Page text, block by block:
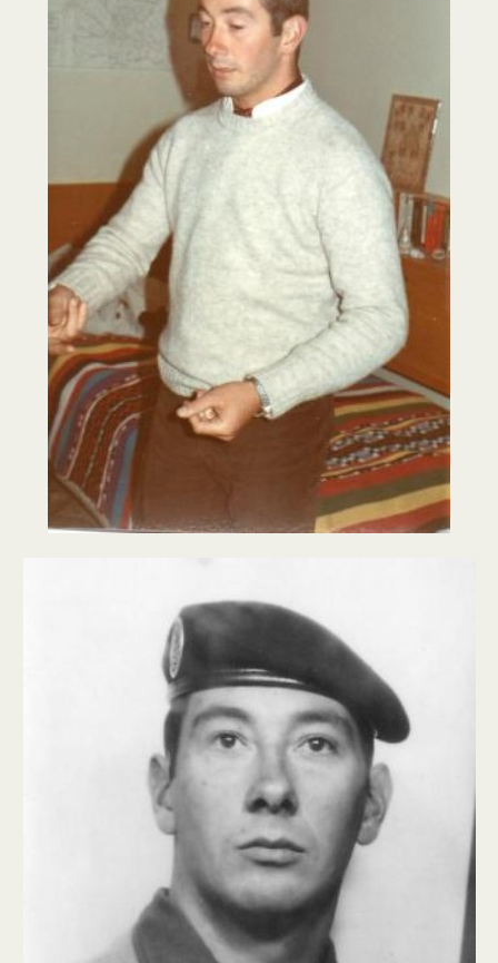
Années 60 CQG
ORGANE MOBILISATEUR 18 RI
LES HOMMES
More Majorum
Requiem Parachute
Prière d'un Fanion
Caricatures
Juillet 1971
Chroniques Paloises
Fanions 1er RCP
Fanions 14° RCP
Héritage/Symbolique
Héritage 1er RCP
18° RCP
Histo 18° RCP
Chefs de corps
Humour parachutiste
Humour 1er RCP